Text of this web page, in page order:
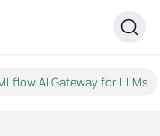
AI Gateway for LLMs